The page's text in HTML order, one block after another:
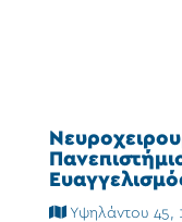
Υψηλάντου 45,